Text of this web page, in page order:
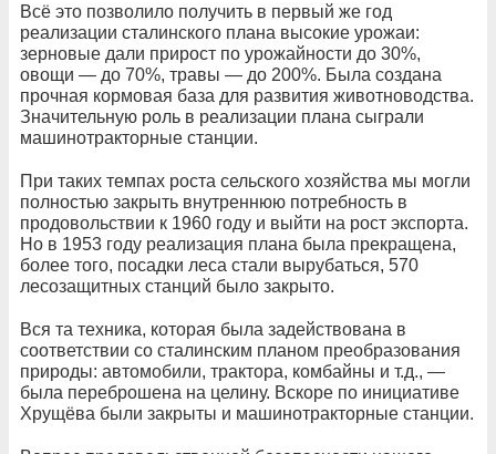
Всё это позволило получить в первый же год
реализации сталинского плана высокие урожаи:
зерновые дали прирост по урожайности до 30%,
овощи — до 70%, травы — до 200%. Была создана
прочная кормовая база для развития животноводства.
Значительную роль в реализации плана сыграли
машинотракторные станции.
При таких темпах роста сельского хозяйства мы могли
полностью закрыть внутреннюю потребность в
продовольствии к 1960 году и выйти на рост экспорта.
Но в 1953 году реализация плана была прекращена,
более того, посадки леса стали вырубаться, 570
лесозащитных станций было закрыто.
Вся та техника, которая была задействована в
соответствии со сталинским планом преобразования
природы: автомобили, трактора, комбайны и т.д., —
была переброшена на целину. Вскоре по инициативе
Хрущёва были закрыты и машинотракторные станции.